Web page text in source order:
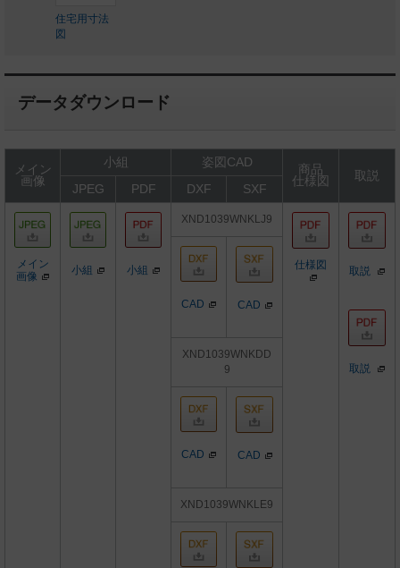
住宅用寸法
図
データダウンロード
メイン
画像
小組 姿図CAD
商品
仕様図
取説
JPEG
PDF DXF SXF
メイン
画像
小組 小組
XND1039WNKLJ9
仕様図 取説
取説
CAD CAD
XND1039WNKDD
9
CAD CAD
XND1039WNKLE9